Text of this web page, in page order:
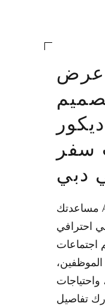
عرض
سفر
دبي
يمكن لـ Amitis Design مساعدتك
احترافي
اجتماعات
واحتياجات
تفاصيل